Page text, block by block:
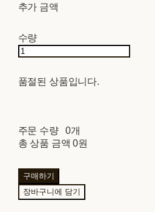
추가 금액
수량
품절된 상품입니다.
주문 수량
0개
총 상품 금액 0원
구매하기
장바구니에 담기